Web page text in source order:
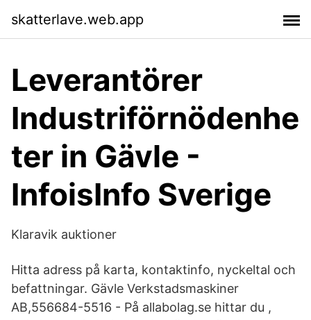
skatterlave.web.app
Leverantörer
Industriförnödenhe
ter in Gävle -
InfoisInfo Sverige
Klaravik auktioner
Hitta adress på karta, kontaktinfo, nyckeltal och
befattningar. Gävle Verkstadsmaskiner
AB,556684-5516 - På allabolag.se hittar du ,